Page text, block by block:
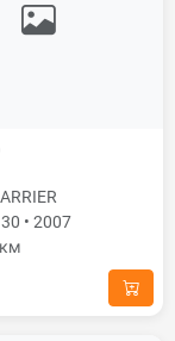
• 2007